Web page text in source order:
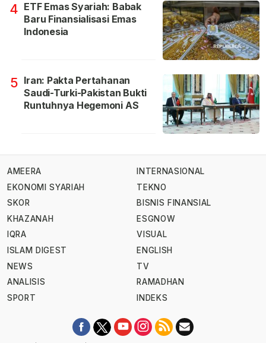
4 ETF Emas Syariah: Babak
Baru Finansialisasi Emas
Indonesia
5 Iran: Pakta Pertahanan
Saudi-Turki-Pakistan Bukti
Runtuhnya Hegemoni AS
AMEERA
EKONOMI SYARIAH
SKOR
KHAZANAH
IQRA
ISLAM DIGEST
NEWS
ANALISIS
SPORT
INTERNASIONAL
TEKNO
BISNIS FINANSIAL
ESGNOW
VISUAL
ENGLISH
TV
RAMADHAN
INDEKS